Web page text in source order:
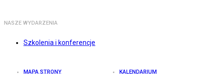
NASZE WYDARZENIA
Szkolenia i konferencje
MAPA STRONY KALENDARIUM